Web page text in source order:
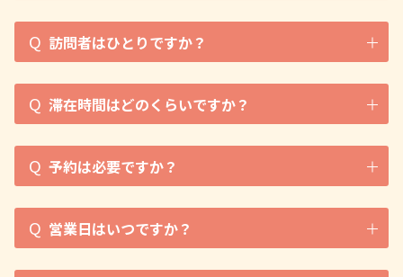
Q 訪問者はひとりですか？
Q 滞在時間はどのくらいですか？
Q 予約は必要ですか？
Q 営業日はいつですか？